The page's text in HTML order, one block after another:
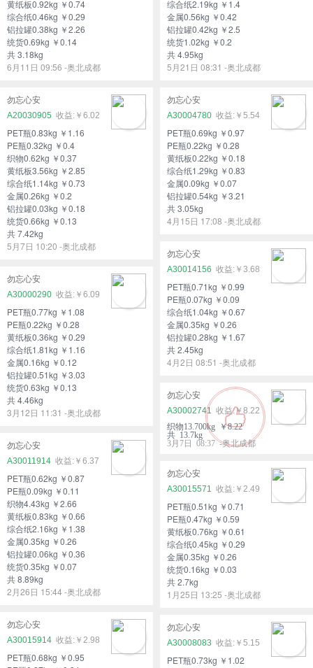
黄纸板0.92kg ￥0.74
综合纸0.46kg ￥0.29
铝拉罐0.38kg ￥2.26
统货0.69kg ￥0.14
共 3.18kg
6月11日 09:56 -奥北成都
综合纸2.19kg ￥1.4
金属0.56kg ￥0.42
铝拉罐0.42kg ￥2.5
统货1.02kg ￥0.2
共 4.95kg
5月21日 08:31 -奥北成都
勿忘心安
A20030905
￥6.02
PET瓶0.83kg ￥1.16
PE瓶0.32kg ￥0.4
织物0.62kg ￥0.37
黄纸板3.56kg ￥2.85
综合纸1.14kg ￥0.73
金属0.26kg ￥0.2
铝拉罐0.03kg ￥0.18
统货0.66kg ￥0.13
共 7.42kg
5月7日 10:20 -奥北成都
勿忘心安
A30004780
￥5.54
PET瓶0.69kg ￥0.97
PE瓶0.22kg ￥0.28
黄纸板0.22kg ￥0.18
综合纸1.29kg ￥0.83
金属0.09kg ￥0.07
铝拉罐0.54kg ￥3.21
共 3.05kg
4月15日 17:08 -奥北成都
勿忘心安
A30014156
￥3.68
PET瓶0.71kg ￥0.99
PE瓶0.07kg ￥0.09
综合纸1.04kg ￥0.67
金属0.35kg ￥0.26
铝拉罐0.28kg ￥1.67
共 2.45kg
4月2日 08:51 -奥北成都
勿忘心安
A30000290
￥6.09
PET瓶0.77kg ￥1.08
PE瓶0.22kg ￥0.28
黄纸板0.36kg ￥0.29
综合纸1.81kg ￥1.16
金属0.16kg ￥0.12
铝拉罐0.51kg ￥3.03
统货0.63kg ￥0.13
共 4.46kg
3月12日 11:31 -奥北成都
勿忘心安
A30002741
￥8.22
织物13.700kg ￥8.22
共 13.7kg
3月7日 08:37 -奥北成都
勿忘心安
A30011914
￥6.37
PET瓶0.62kg ￥0.87
PE瓶0.09kg ￥0.11
织物4.43kg ￥2.66
黄纸板0.83kg ￥0.66
综合纸2.16kg ￥1.38
金属0.35kg ￥0.26
铝拉罐0.06kg ￥0.36
统货0.35kg ￥0.07
共 8.89kg
2月26日 15:44 -奥北成都
勿忘心安
A30015571
￥2.49
PET瓶0.51kg ￥0.71
PE瓶0.47kg ￥0.59
黄纸板0.76kg ￥0.61
综合纸0.45kg ￥0.29
金属0.35kg ￥0.26
统货0.16kg ￥0.03
共 2.7kg
1月25日 13:25 -奥北成都
勿忘心安
A30015914
￥2.98
PET瓶0.68kg ￥0.95
勿忘心安
A30008083
￥5.15
PET瓶0.73kg ￥1.02